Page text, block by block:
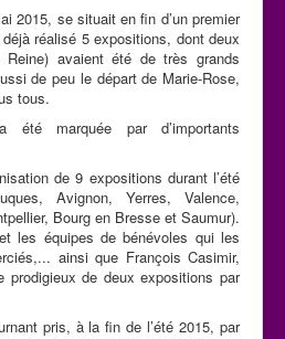
2015, se situait en fin d’un premier
réalisé 5 expositions, dont deux
avaient été de très grands
de peu le départ de Marie-Rose,
tous.
été marquée par d’importants
de 9 expositions durant l’été
Avignon, Yerres, Valence,
Bourg en Bresse et Saumur).
les équipes de bénévoles qui les
ainsi que François Casimir,
prodigieux de deux expositions par
pris, à la fin de l’été 2015, par